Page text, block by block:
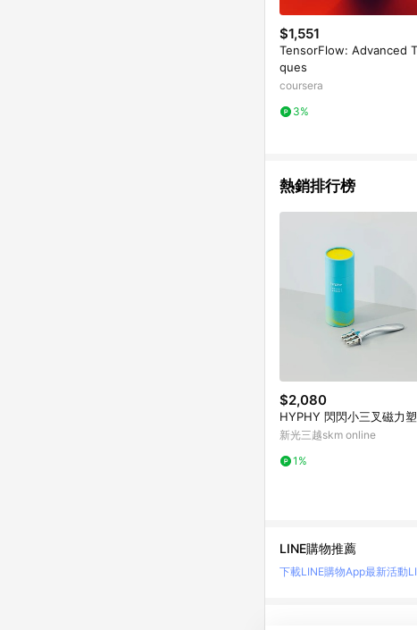
到點數回饋，蝦皮保有
為準 6. 實際回饋，依蝦皮
$1,551
TensorFlow: Advanced
ques
coursera
3%
熱銷排行榜
$2,080
HYPHY 閃閃小三叉磁力
新光三越skm online
1%
LINE購物推薦
下載LINE購物App最新活動